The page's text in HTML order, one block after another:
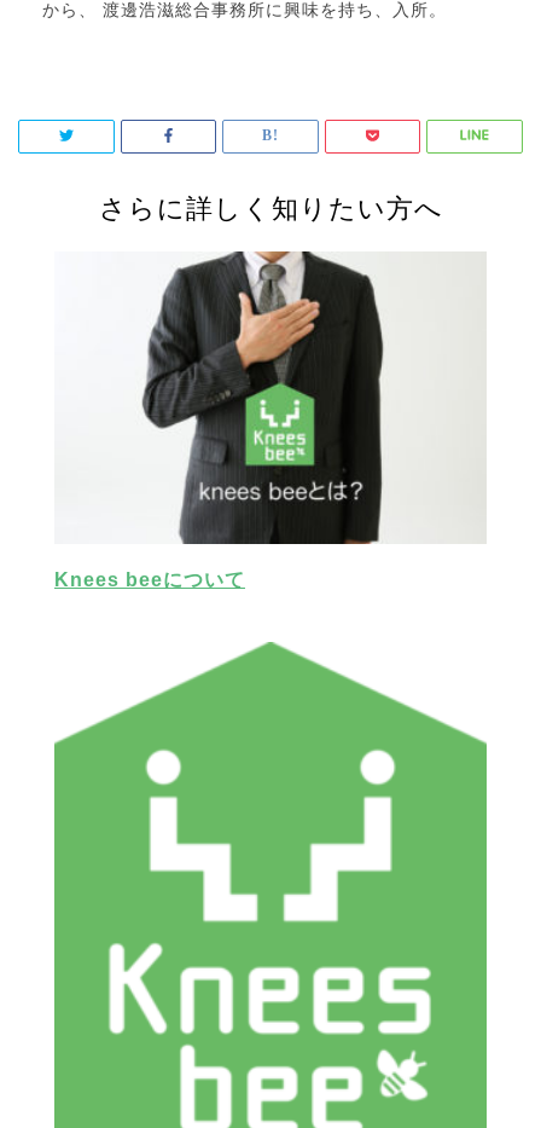
から、 渡邊浩滋総合事務所に興味を持ち、入所。
さらに詳しく知りたい方へ
Knees beeについて